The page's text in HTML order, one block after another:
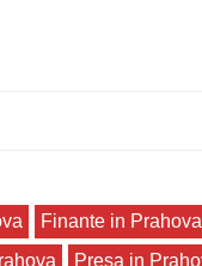
Finante in Prahova
Presa in